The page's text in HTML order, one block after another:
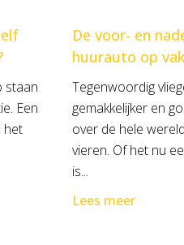
staan
Een
het
De voor- en
huurauto op
Tegenwoordig
gemakkelijker en
over de hele
vieren. Of het nu
is...
Lees meer